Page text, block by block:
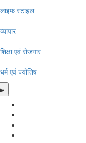
लाइफ स्टाइल
व्यापार
शिक्षा एवं रोजगार
धर्म एवं ज्योतिष